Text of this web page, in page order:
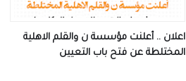
اعلان .. أعلنت مؤسسة ن والقلم الاهلية
المختلطة عن فتح باب التعيين